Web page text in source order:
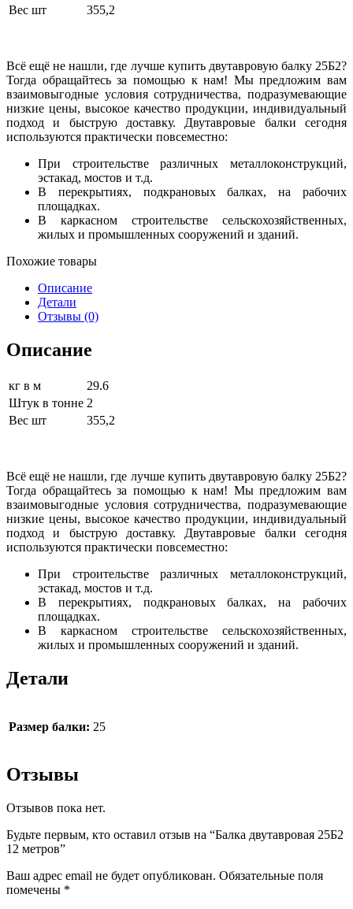
Вес шт
355,2
Всё ещё не нашли, где лучше купить двутавровую балку 25Б2?
Тогда обращайтесь за помощью к нам! Мы предложим вам
взаимовыгодные условия сотрудничества, подразумевающие
низкие цены, высокое качество продукции, индивидуальный
подход и быструю доставку. Двутавровые балки сегодня
используются практически повсеместно:
При строительстве различных металлоконструкций,
эстакад, мостов и т.д.
В перекрытиях, подкрановых балках, на рабочих
площадках.
В каркасном строительстве сельскохозяйственных,
жилых и промышленных сооружений и зданий.
Похожие товары
Описание
Детали
Отзывы (0)
Описание
кг в м
29.6
Штук в тонне 2
Вес шт
355,2
Всё ещё не нашли, где лучше купить двутавровую балку 25Б2?
Тогда обращайтесь за помощью к нам! Мы предложим вам
взаимовыгодные условия сотрудничества, подразумевающие
низкие цены, высокое качество продукции, индивидуальный
подход и быструю доставку. Двутавровые балки сегодня
используются практически повсеместно:
При строительстве различных металлоконструкций,
эстакад, мостов и т.д.
В перекрытиях, подкрановых балках, на рабочих
площадках.
В каркасном строительстве сельскохозяйственных,
жилых и промышленных сооружений и зданий.
Детали
Размер балки: 25
Отзывы
Отзывов пока нет.
Будьте первым, кто оставил отзыв на “Балка двутавровая 25Б2
12 метров”
Ваш адрес email не будет опубликован. Обязательные поля
помечены *